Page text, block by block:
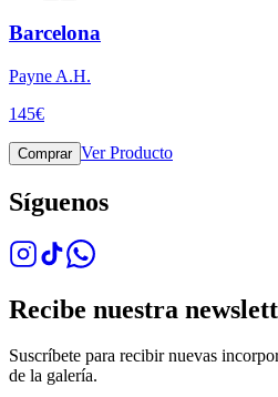
Barcelona
Payne A.H.
145€
Comprar Ver Producto
Síguenos
Recibe nuestra
Suscríbete para recibir nuevas
de la galería.